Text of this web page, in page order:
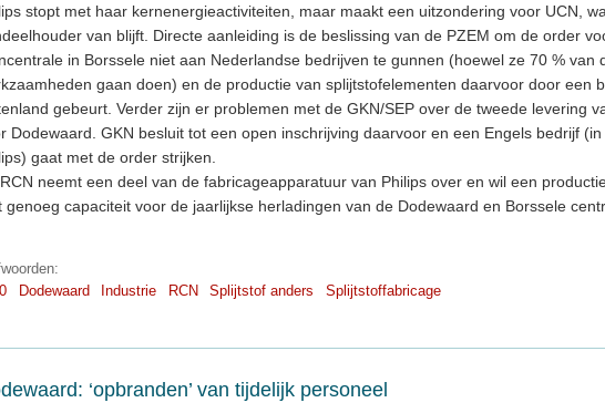
stopt met haar kernenergieactiviteiten, maar maakt een uitzondering voor UCN,
van blijft. Directe aanleiding is de beslissing van de PZEM om de order
in Borssele niet aan Nederlandse bedrijven te gunnen (hoewel ze 70 % van
gaan doen) en de productie van splijtstofelementen daarvoor door een
gebeurt. Verder zijn er problemen met de GKN/SEP over de tweede levering
Dodewaard. GKN besluit tot een open inschrijving daarvoor en een Engels bedrijf (in
gaat met de order strijken.
neemt een deel van de fabricageapparatuur van Philips over en wil een
genoeg capaciteit voor de jaarlijkse herladingen van de Dodewaard en Borssele
Dodewaard Industrie RCN Splijtstof anders Splijtstoffabricage
‘opbranden’ van tijdelijk personeel